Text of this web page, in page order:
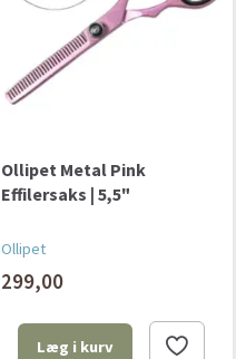
Ollipet Metal Pink
Effilersaks | 5,5"
Ollipet
299,00
Læg i kurv